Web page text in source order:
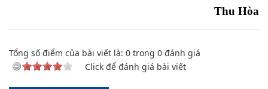
Thu Hòa
Tổng số điểm của bài viết là: 0 trong 0 đánh giá
Click để đánh giá bài viết